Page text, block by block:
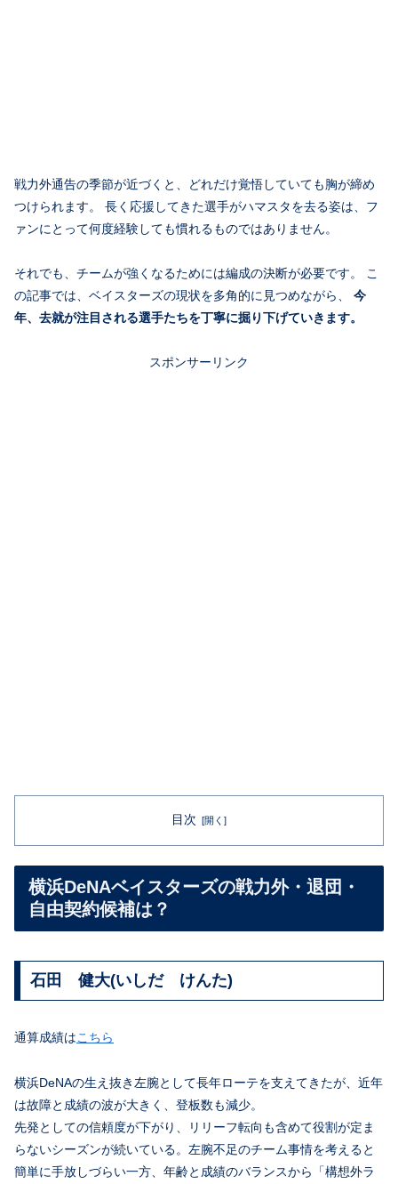
戦力外通告の季節が近づくと、どれだけ覚悟していても胸が締め
つけられます。 長く応援してきた選手がハマスタを去る姿は、フ
ァンにとって何度経験しても慣れるものではありません。
それでも、チームが強くなるためには編成の決断が必要です。 こ
の記事では、ベイスターズの現状を多角的に見つめながら、 今
年、去就が注目される選手たちを丁寧に掘り下げていきます。
スポンサーリンク
目次
横浜DeNAベイスターズの戦力外・退団・
自由契約候補は？
石田 健大(いしだ けんた)
通算成績はこちら
横浜DeNAの生え抜き左腕として長年ローテを支えてきたが、近年
は故障と成績の波が大きく、登板数も減少。
先発としての信頼度が下がり、リリーフ転向も含めて役割が定ま
らないシーズンが続いている。左腕不足のチーム事情を考えると
簡単に手放しづらい一方、年齢と成績のバランスから「構想外ラ